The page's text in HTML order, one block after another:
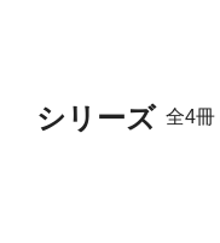
シリーズ 全4冊